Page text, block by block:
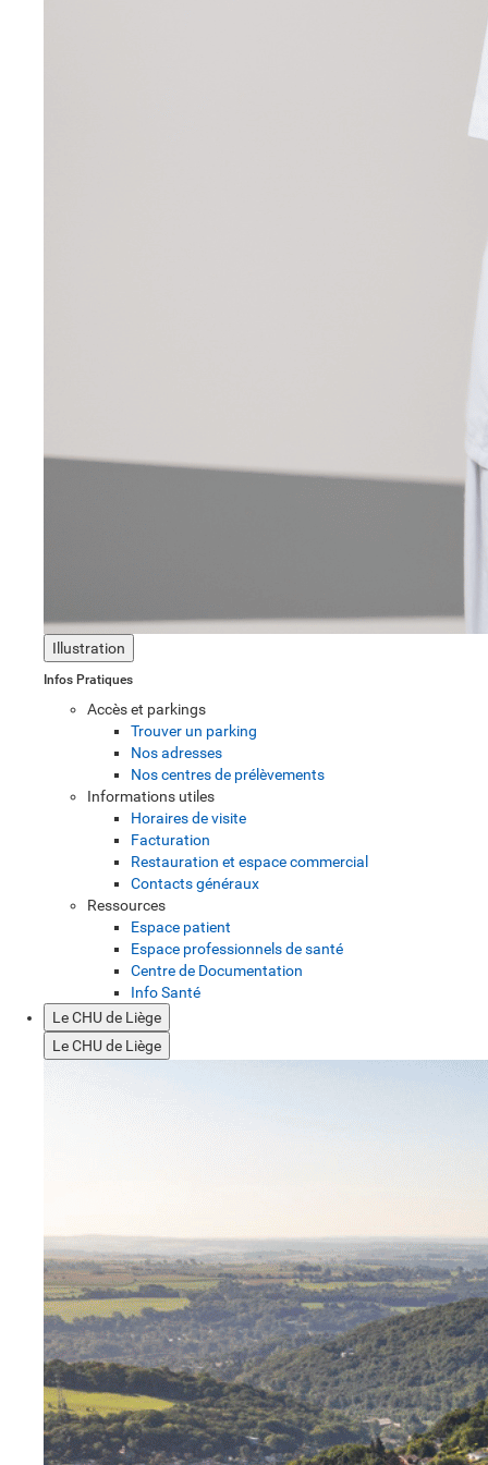
Illustration
Infos Pratiques
Accès et parkings
Trouver un parking
Nos adresses
Nos centres de prélèvements
Informations utiles
Horaires de visite
Facturation
Restauration et espace commercial
Contacts généraux
Ressources
Espace patient
Espace professionnels de santé
Centre de Documentation
Info Santé
Le CHU de Liège
Le CHU de Liège